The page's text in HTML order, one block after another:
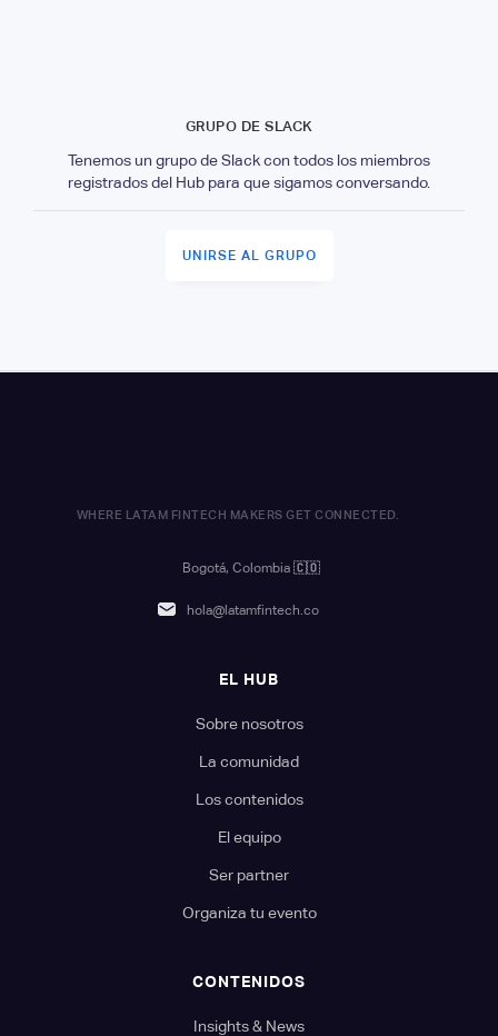
GRUPO DE SLACK
Tenemos un grupo de Slack con todos los miembros
registrados del Hub para que sigamos conversando.
UNIRSE AL GRUPO
WHERE LATAM FINTECH MAKERS GET CONNECTED.
Bogotá, Colombia 🇨🇴
hola@latamfintech.co
EL HUB
Sobre nosotros
La comunidad
Los contenidos
El equipo
Ser partner
Organiza tu evento
CONTENIDOS
Insights & News